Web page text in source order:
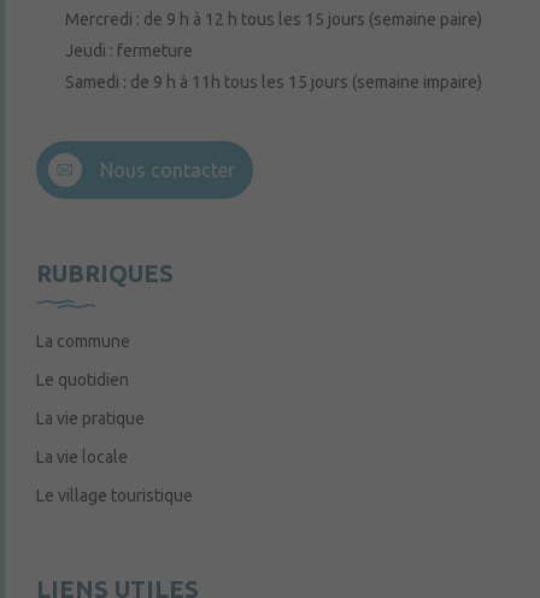
Mercredi : de 9 h à 12 h tous les 15 jours (semaine paire)
Jeudi : fermeture
Samedi : de 9 h à 11h tous les 15 jours (semaine impaire)
Nous contacter
RUBRIQUES
La commune
Le quotidien
La vie pratique
La vie locale
Le village touristique
LIENS UTILES